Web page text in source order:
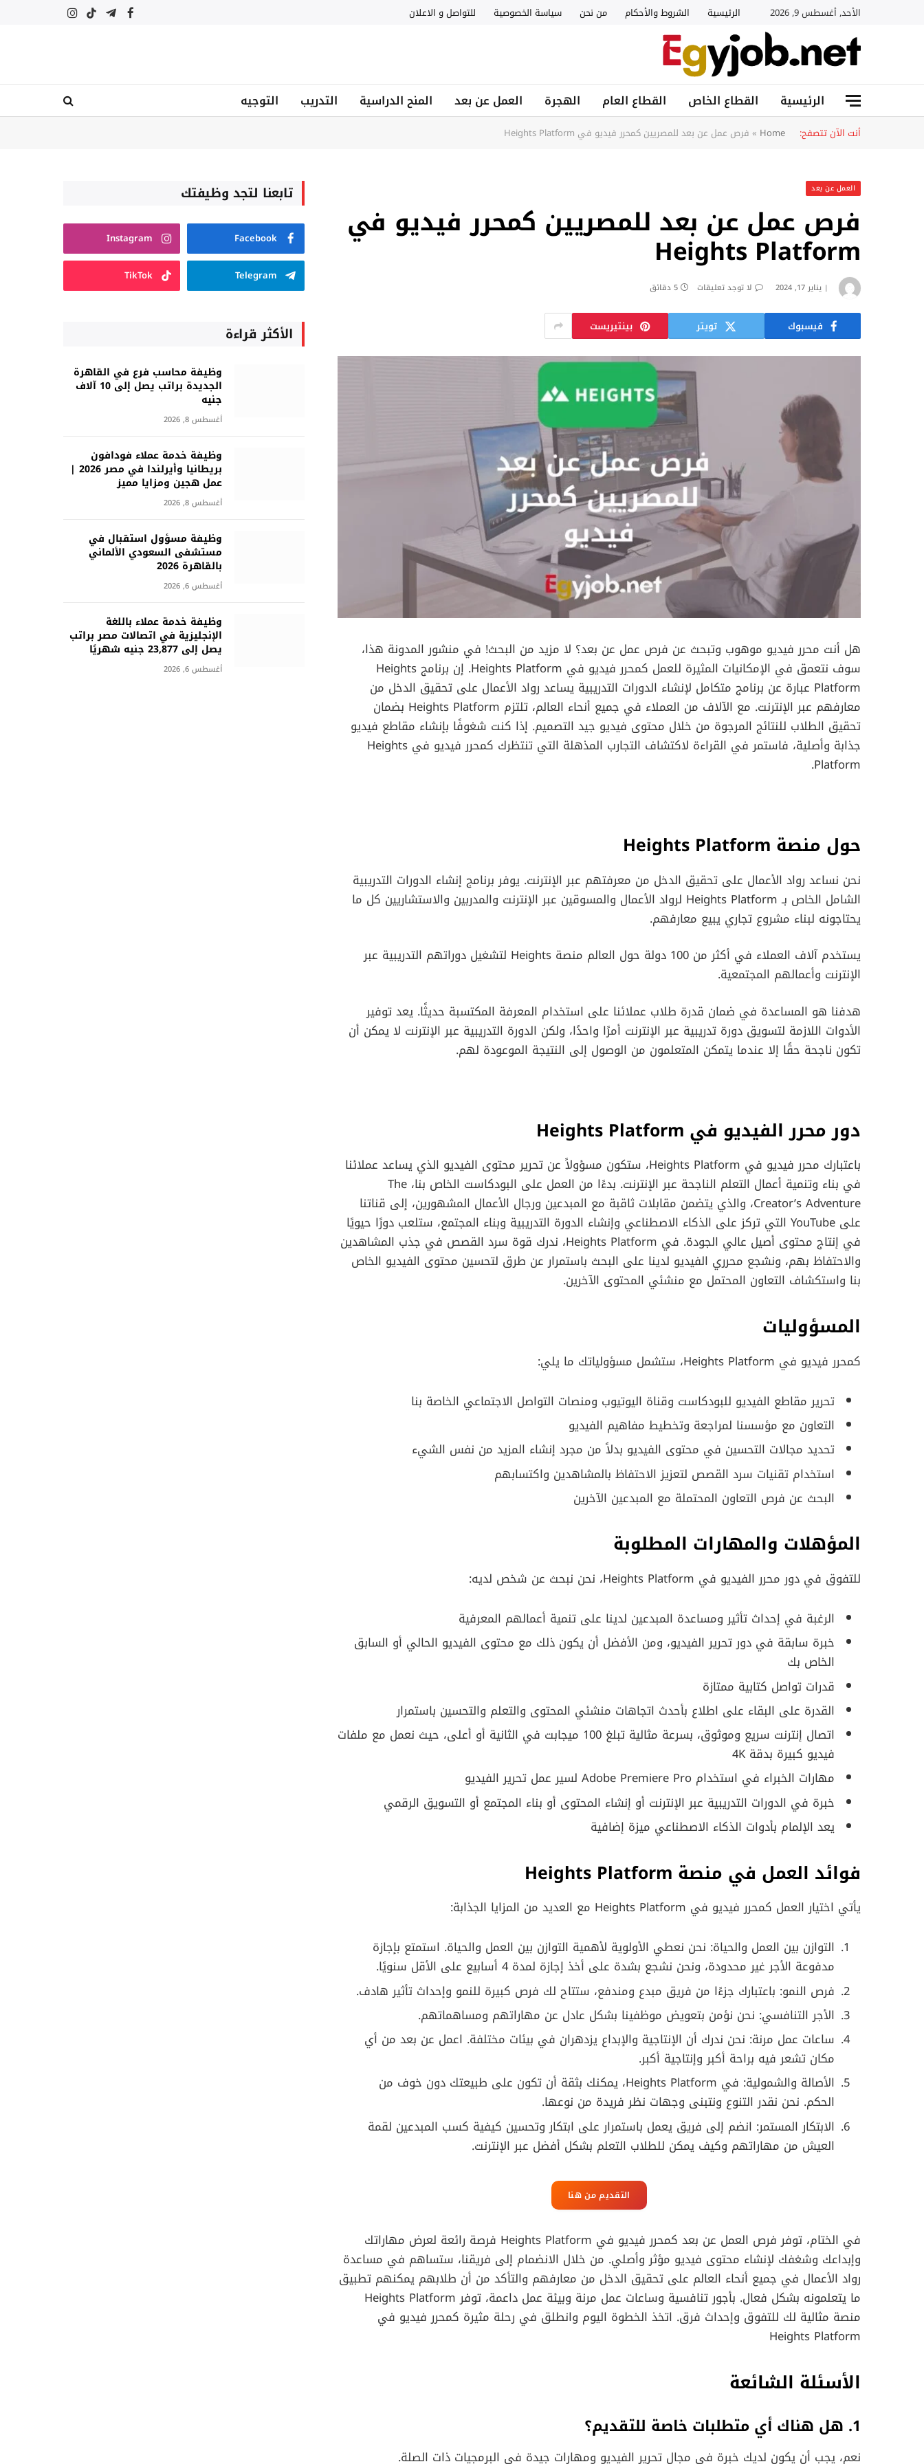
الأحد, أغسطس 9, 2026 الرئيسية الشروط والأحكام من نحن سياسة الخصوصية للتواصل و الاعلان فيسبوكتيلقرامتيكتوكالانستغرام
الرئيسية القطاع الخاص القطاع العام الهجرة العمل عن بعد المنح الدراسية التدريب التوجيه
أنت الآن تتصفح: Home
» فرص عمل عن بعد للمصريين كمحرر فيديو في Heights Platform
العمل عن بعد
فرص عمل عن بعد للمصريين كمحرر فيديو في
Heights Platform
يناير 17, 2024 لا توجد تعليقات 5 دقائق
فيسبوك تويتر بينتيريست
هل أنت محرر فيديو موهوب وتبحث عن فرص عمل عن بعد؟ لا مزيد من البحث! في منشور المدونة هذا،
سوف نتعمق في الإمكانيات المثيرة للعمل كمحرر فيديو في Heights Platform. إن برنامج Heights
Platform عبارة عن برنامج متكامل لإنشاء الدورات التدريبية يساعد رواد الأعمال على تحقيق الدخل من
معارفهم عبر الإنترنت. مع الآلاف من العملاء في جميع أنحاء العالم، تلتزم Heights Platform بضمان
تحقيق الطلاب للنتائج المرجوة من خلال محتوى فيديو جيد التصميم. إذا كنت شغوفًا بإنشاء مقاطع فيديو
جذابة وأصلية، فاستمر في القراءة لاكتشاف التجارب المذهلة التي تنتظرك كمحرر فيديو في Heights
Platform.
حول منصة Heights Platform
نحن نساعد رواد الأعمال على تحقيق الدخل من معرفتهم عبر الإنترنت. يوفر برنامج إنشاء الدورات التدريبية
الشامل الخاص بـ Heights Platform لرواد الأعمال والمسوقين عبر الإنترنت والمدربين والاستشاريين كل ما
يحتاجونه لبناء مشروع تجاري يبيع معارفهم.
يستخدم آلاف العملاء في أكثر من 100 دولة حول العالم منصة Heights لتشغيل دوراتهم التدريبية عبر
الإنترنت وأعمالهم المجتمعية.
هدفنا هو المساعدة في ضمان قدرة طلاب عملائنا على استخدام المعرفة المكتسبة حديثًا. يعد توفير
الأدوات اللازمة لتسويق دورة تدريبية عبر الإنترنت أمرًا واحدًا، ولكن الدورة التدريبية عبر الإنترنت لا يمكن أن
تكون ناجحة حقًا إلا عندما يتمكن المتعلمون من الوصول إلى النتيجة الموعودة لهم.
دور محرر الفيديو في Heights Platform
باعتبارك محرر فيديو في Heights Platform، ستكون مسؤولاً عن تحرير محتوى الفيديو الذي يساعد عملائنا
في بناء وتنمية أعمال التعلم الناجحة عبر الإنترنت. بدءًا من العمل على البودكاست الخاص بنا، The
Creator’s Adventure، والذي يتضمن مقابلات ثاقبة مع المبدعين ورجال الأعمال المشهورين، إلى قناتنا
على YouTube التي تركز على الذكاء الاصطناعي وإنشاء الدورة التدريبية وبناء المجتمع، ستلعب دورًا حيويًا
في إنتاج محتوى أصيل عالي الجودة. في Heights Platform، ندرك قوة سرد القصص في جذب المشاهدين
والاحتفاظ بهم، ونشجع محرري الفيديو لدينا على البحث باستمرار عن طرق لتحسين محتوى الفيديو الخاص
بنا واستكشاف التعاون المحتمل مع منشئي المحتوى الآخرين.
المسؤوليات
كمحرر فيديو في Heights Platform، ستشمل مسؤولياتك ما يلي:
تحرير مقاطع الفيديو للبودكاست وقناة اليوتيوب ومنصات التواصل الاجتماعي الخاصة بنا
التعاون مع مؤسسنا لمراجعة وتخطيط مفاهيم الفيديو
تحديد مجالات التحسين في محتوى الفيديو بدلاً من مجرد إنشاء المزيد من نفس الشيء
استخدام تقنيات سرد القصص لتعزيز الاحتفاظ بالمشاهدين واكتسابهم
البحث عن فرص التعاون المحتملة مع المبدعين الآخرين
المؤهلات والمهارات المطلوبة
للتفوق في دور محرر الفيديو في Heights Platform، نحن نبحث عن شخص لديه:
الرغبة في إحداث تأثير ومساعدة المبدعين لدينا على تنمية أعمالهم المعرفية
خبرة سابقة في دور تحرير الفيديو، ومن الأفضل أن يكون ذلك مع محتوى الفيديو الحالي أو السابق
الخاص بك
قدرات تواصل كتابية ممتازة
القدرة على البقاء على اطلاع بأحدث اتجاهات منشئي المحتوى والتعلم والتحسين باستمرار
اتصال إنترنت سريع وموثوق، بسرعة مثالية تبلغ 100 ميجابت في الثانية أو أعلى، حيث نعمل مع ملفات
فيديو كبيرة بدقة 4K
مهارات الخبراء في استخدام Adobe Premiere Pro لسير عمل تحرير الفيديو
خبرة في الدورات التدريبية عبر الإنترنت أو إنشاء المحتوى أو بناء المجتمع أو التسويق الرقمي
يعد الإلمام بأدوات الذكاء الاصطناعي ميزة إضافية
فوائد العمل في منصة Heights Platform
يأتي اختيار العمل كمحرر فيديو في Heights Platform مع العديد من المزايا الجذابة:
التوازن بين العمل والحياة: نحن نعطي الأولوية لأهمية التوازن بين العمل والحياة. استمتع بإجازة
مدفوعة الأجر غير محدودة، ونحن نشجع بشدة على أخذ إجازة لمدة 4 أسابيع على الأقل سنويًا.
فرص النمو: باعتبارك جزءًا من فريق مبدع ومندفع، ستتاح لك فرص كبيرة للنمو وإحداث تأثير هادف.
الأجر التنافسي: نحن نؤمن بتعويض موظفينا بشكل عادل عن مهاراتهم ومساهماتهم.
ساعات عمل مرنة: نحن ندرك أن الإنتاجية والإبداع يزدهران في بيئات مختلفة. اعمل عن بعد من أي
مكان تشعر فيه براحة أكبر وإنتاجية أكبر.
الأصالة والشمولية: في Heights Platform، يمكنك بثقة أن تكون على طبيعتك دون خوف من
الحكم. نحن نقدر التنوع ونتبنى وجهات نظر فريدة من نوعها.
الابتكار المستمر: انضم إلى فريق يعمل باستمرار على ابتكار وتحسين كيفية كسب المبدعين لقمة
العيش من مهاراتهم وكيف يمكن للطلاب التعلم بشكل أفضل عبر الإنترنت.
التقديم من هنا
في الختام، توفر فرص العمل عن بعد كمحرر فيديو في Heights Platform فرصة رائعة لعرض مهاراتك
وإبداعك وشغفك لإنشاء محتوى فيديو مؤثر وأصلي. من خلال الانضمام إلى فريقنا، ستساهم في مساعدة
رواد الأعمال في جميع أنحاء العالم على تحقيق الدخل من معارفهم والتأكد من أن طلابهم يمكنهم تطبيق
ما يتعلمونه بشكل فعال. بأجور تنافسية وساعات عمل مرنة وبيئة عمل داعمة، توفر Heights Platform
منصة مثالية لك للتفوق وإحداث فرق. اتخذ الخطوة اليوم وانطلق في رحلة مثيرة كمحرر فيديو في
Heights Platform
الأسئلة الشائعة
1. هل هناك أي متطلبات خاصة للتقديم؟
نعم، يجب أن يكون لديك خبرة في مجال تحرير الفيديو ومهارات جيدة في البرمجيات ذات الصلة.
تابعنا لتجد وظيفتك
Facebook
Instagram
Telegram
TikTok
الأكثر قراءة
وظيفة محاسب فرع في القاهرة
الجديدة براتب يصل إلى 10 آلاف
جنيه
أغسطس 8, 2026
وظيفة خدمة عملاء فودافون
بريطانيا وأيرلندا في مصر 2026 |
عمل هجين ومزايا مميز
أغسطس 8, 2026
وظيفة مسؤول استقبال في
مستشفى السعودي الألماني
بالقاهرة 2026
أغسطس 6, 2026
وظيفة خدمة عملاء باللغة
الإنجليزية في اتصالات مصر براتب
يصل إلى 23,877 جنيه شهريًا
أغسطس 6, 2026